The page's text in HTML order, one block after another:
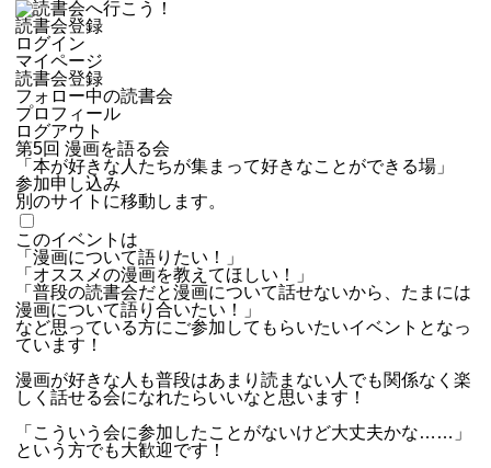
読書会登録
ログイン
マイページ
読書会登録
フォロー中の読書会
プロフィール
ログアウト
第5回 漫画を語る会
「本が好きな人たちが集まって好きなことができる場」
参加申し込み
別のサイトに移動します。
このイベントは
「漫画について語りたい！」
「オススメの漫画を教えてほしい！」
「普段の読書会だと漫画について話せないから、たまには
漫画について語り合いたい！」
など思っている方にご参加してもらいたいイベントとなっ
ています！
漫画が好きな人も普段はあまり読まない人でも関係なく楽
しく話せる会になれたらいいなと思います！
「こういう会に参加したことがないけど大丈夫かな……」
という方でも大歓迎です！